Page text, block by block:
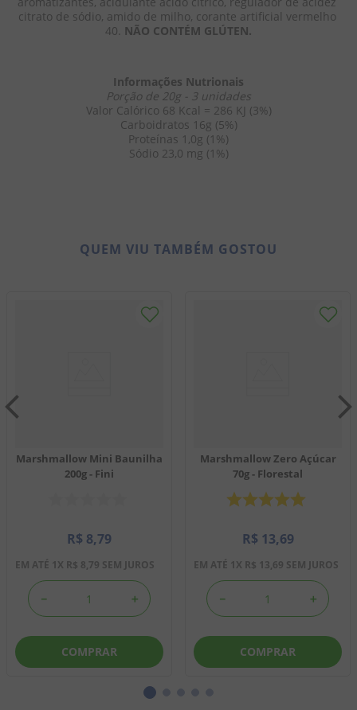
citrato de sódio, amido de milho, corante artificial vermelho
40. NÃO CONTÉM GLÚTEN.
Informações Nutrionais
Porção de 20g - 3 unidades
Valor Calórico 68 Kcal = 286 KJ (3%)
Carboidratos 16g (5%)
Proteínas 1,0g (1%)
Sódio 23,0 mg (1%)
QUEM VIU TAMBÉM GOSTOU
Marshmallow Mini Baunilha
200g - Fini
R$ 8,79
EM ATÉ 1X R$ 8,79 SEM JUROS
＋
－
COMPRAR
Marshmallow Zero Açúcar
70g - Florestal
R$ 13,69
EM ATÉ 1X R$ 13,69 SEM JUROS
＋
－
COMPRAR